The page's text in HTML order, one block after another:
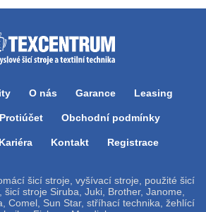
O nás Garance Leasing
Protiúčet Obchodní podmínky
Kariéra Kontakt Registrace
šicí stroje, vyšívací stroje, použité šicí
stroje Siruba, Juki, Brother, Janome,
Comel, Sun Star, stříhací technika, žehlící